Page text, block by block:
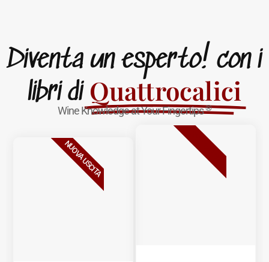
Diventa un esperto! con i
libri di Quattrocalici
Wine Knowledge at Your Fingertips®
NUOVA USCITA BESTSELLER